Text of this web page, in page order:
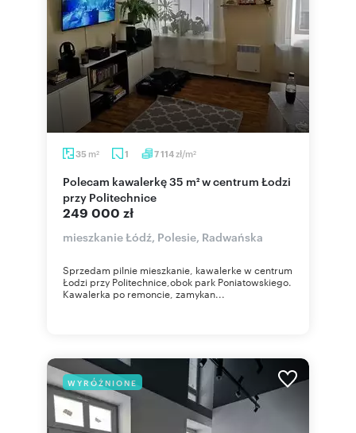
35 m2 1 7 114zł/m2
Polecam kawalerkę 35 m² w centrum Łodzi
przy Politechnice
249 000 zł
mieszkanie Łódź, Polesie, Radwańska
Sprzedam pilnie mieszkanie, kawalerke w centrum
Łodzi przy Politechnice,obok park Poniatowskiego.
Kawalerka po remoncie, zamykan...
WYRÓŻNIONE